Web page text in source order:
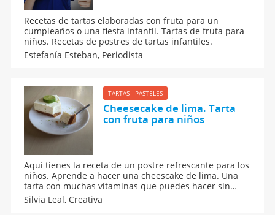
Recetas de tartas elaboradas con fruta para un
cumpleaños o una fiesta infantil. Tartas de fruta para
niños. Recetas de postres de tartas infantiles.
Estefanía Esteban, Periodista
TARTAS - PASTELES
Cheesecake de lima. Tarta
con fruta para niños
Aquí tienes la receta de un postre refrescante para los
niños. Aprende a hacer una cheescake de lima. Una
tarta con muchas vitaminas que puedes hacer sin
necesidad de horno.
Silvia Leal, Creativa